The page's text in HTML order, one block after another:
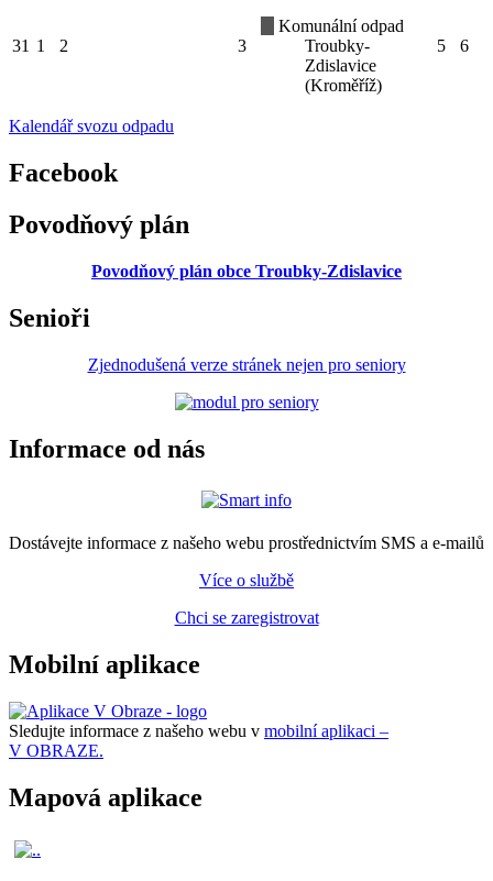
31 1 2 3
Komunální odpad
Troubky-
Zdislavice
(Kroměříž)
5 6
Kalendář svozu odpadu
Facebook
Povodňový plán
Povodňový plán obce Troubky-Zdislavice
Senioři
Zjednodušená verze stránek nejen pro seniory
Informace od nás
Dostávejte informace z našeho webu prostřednictvím SMS a e-mailů
Více o službě
Chci se zaregistrovat
Mobilní aplikace
Sledujte informace z našeho webu v mobilní aplikaci –
V OBRAZE.
Mapová aplikace